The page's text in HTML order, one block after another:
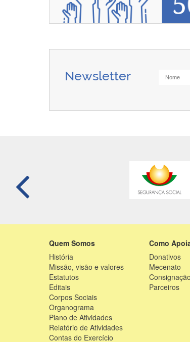
Newsletter
Quem Somos
História
Missão, visão e valores
Estatutos
Editais
Corpos Sociais
Organograma
Plano de Atividades
Relatório de Atividades
Contas do Exercício
Como
Donativos
Mecenato
Parceiros